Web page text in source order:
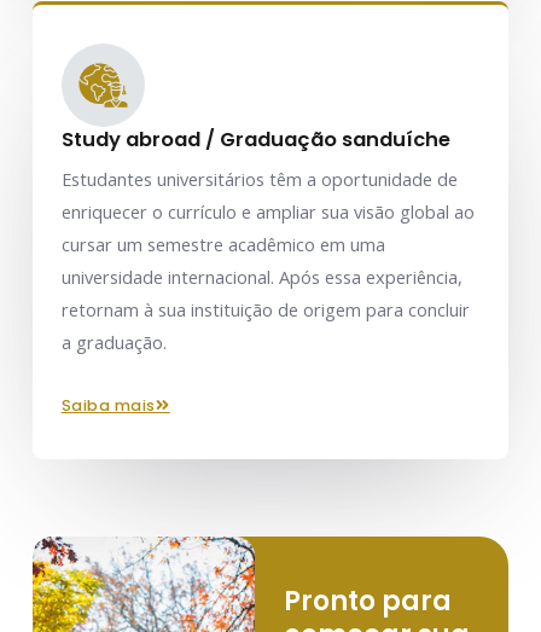
Study abroad / Graduação sanduíche
Estudantes universitários têm a oportunidade de
enriquecer o currículo e ampliar sua visão global ao
cursar um semestre acadêmico em uma
universidade internacional. Após essa experiência,
retornam à sua instituição de origem para concluir
a graduação.
saiba mais
Pronto para